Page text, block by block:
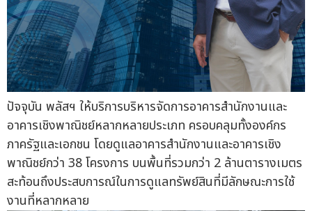
ปัจจุบัน พลัสฯ ให้บริการบริหารจัดการอาคารสำนักงานและ
อาคารเชิงพาณิชย์หลากหลายประเภท ครอบคลุมทั้งองค์กร
ภาครัฐและเอกชน โดยดูแลอาคารสำนักงานและอาคารเชิง
พาณิชย์กว่า 38 โครงการ บนพื้นที่รวมกว่า 2 ล้านตารางเมตร
สะท้อนถึงประสบการณ์ในการดูแลทรัพย์สินที่มีลักษณะการใช้
งานที่หลากหลาย